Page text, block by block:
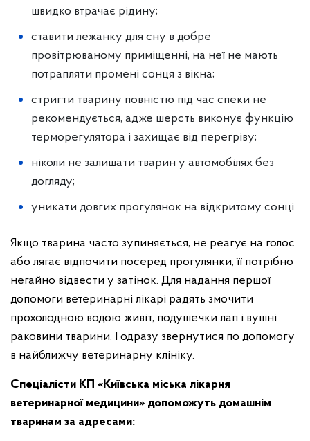
швидко втрачає рідину;
ставити лежанку для сну в добре
провітрюваному приміщенні, на неї не мають
потрапляти промені сонця з вікна;
стригти тварину повністю під час спеки не
рекомендується, адже шерсть виконує функцію
терморегулятора і захищає від перегріву;
ніколи не залишати тварин у автомобілях без
догляду;
уникати довгих прогулянок на відкритому сонці.
Якщо тварина часто зупиняється, не реагує на голос
або лягає відпочити посеред прогулянки, її потрібно
негайно відвести у затінок. Для надання першої
допомоги ветеринарні лікарі радять змочити
прохолодною водою живіт, подушечки лап і вушні
раковини тварини. І одразу звернутися по допомогу
в найближчу ветеринарну клініку.
Спеціалісти КП «Київська міська лікарня
ветеринарної медицини» допоможуть домашнім
тваринам за адресами: